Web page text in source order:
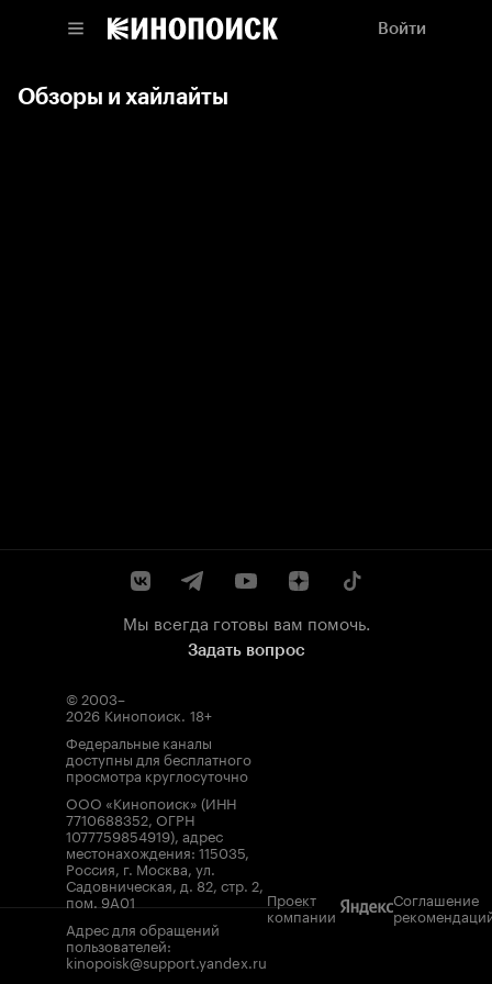
Войти
Обзоры и хайлайты
Мы всегда готовы вам помочь.
Задать вопрос
© 2003–
2026 Кинопоиск. 18+
Федеральные каналы
доступны для бесплатного
просмотра круглосуточно
ООО «Кинопоиск» (ИНН
7710688352, ОГРН
1077759854919), адрес
местонахождения: 115035,
Россия, г. Москва, ул.
Садовническая, д. 82, стр. 2,
пом. 9А01
Адрес для обращений
пользователей:
kinopoisk@support.yandex.ru
Проект
компании
Соглашение